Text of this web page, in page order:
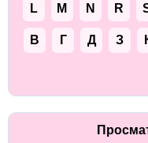
L M N R
В Г Д З